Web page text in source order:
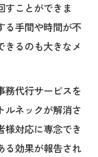
すことができま
る手間や時間が不
きるのも大きなメ
務代行サービスを
ルネックが解消さ
様対応に専念でき
る効果が報告され